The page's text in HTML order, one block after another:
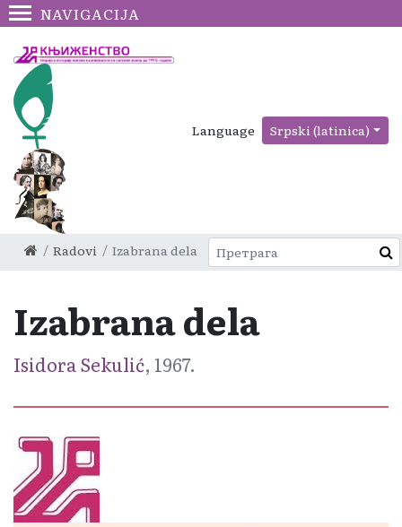
NAVIGACIJA
Language Srpski (latinica)
Radovi Izabrana dela
Izabrana dela
Isidora Sekulić, 1967.